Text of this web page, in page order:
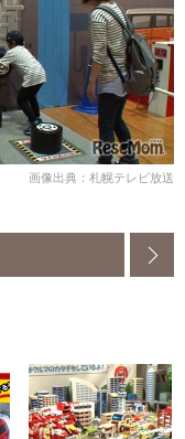
画像出典：札幌テレビ放送